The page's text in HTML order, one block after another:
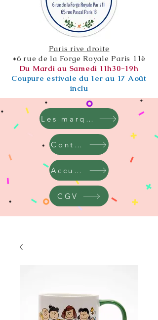
Paris rive droite
*6 rue de la Forge Royale Paris 11è
Du Mardi au Samedi 11h30-19h
Coupure estivale du 1er au 17 Août
inclu
Les marques
Contact
Accueil
CGV